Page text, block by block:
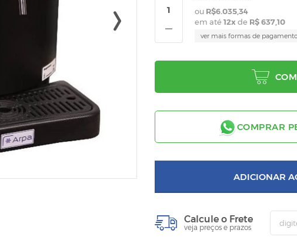
R$6.035,34
em até 12x de R$ 637,10
ver mais formas de
COMPRAR
ADICIONAR
Calcule o Frete
veja preços e prazos